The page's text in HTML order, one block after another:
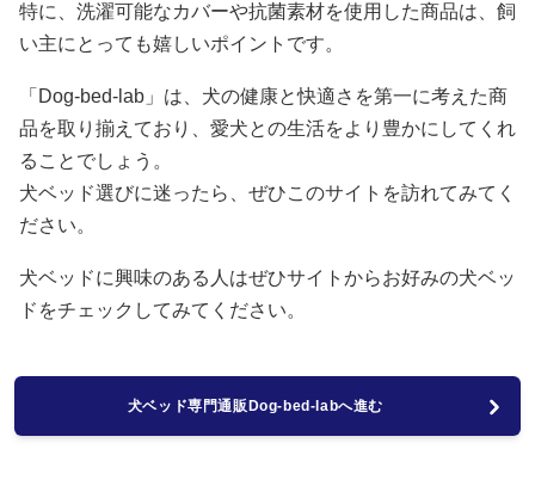
特に、洗濯可能なカバーや抗菌素材を使用した商品は、飼
い主にとっても嬉しいポイントです。
「Dog-bed-lab」は、犬の健康と快適さを第一に考えた商
品を取り揃えており、愛犬との生活をより豊かにしてくれ
ることでしょう。
犬ベッド選びに迷ったら、ぜひこのサイトを訪れてみてく
ださい。
犬ベッドに興味のある人はぜひサイトからお好みの犬ベッ
ドをチェックしてみてください。
犬ベッド専門通販Dog-bed-labへ進む